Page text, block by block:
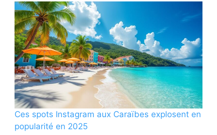
Ces spots Instagram aux Caraïbes explosent en
popularité en 2025